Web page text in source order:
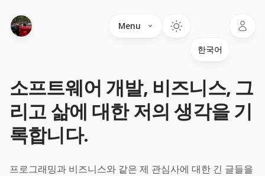
Menu
소프트웨어 개발, 비즈니스, 그
리고 삶에 대한 저의 생각을 기
록합니다.
프로그래밍과 비즈니스와 같은 제 관심사에 대한 긴 글들을